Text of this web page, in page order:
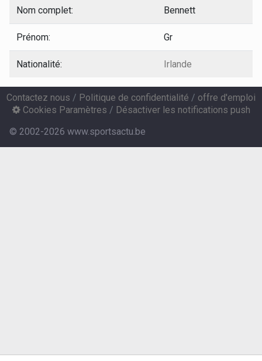
Nom complet: Bennett
Prénom: Gr
Nationalité: Irlande
Contactez nous / Politique de confidentialité / offre d'emploi
Cookies Paramètres / Désactiver les notifications push
© 2002-2026 www.sportsactu.be